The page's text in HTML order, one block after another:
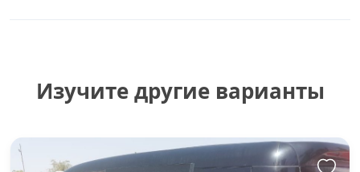
Изучите другие варианты